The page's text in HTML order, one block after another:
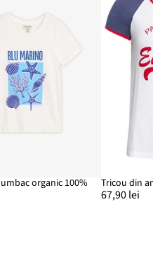
organic 100%
67,90 lei